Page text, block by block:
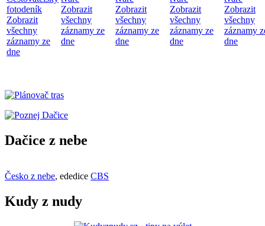
fotodeník
Zobrazit
všechny
záznamy ze
dne
Zobrazit
všechny
záznamy ze
dne
Zobrazit
všechny
záznamy ze
dne
Zobrazit
všechny
záznamy ze
dne
Zobrazit
všechny
záznamy
dne
Dačice z nebe
Česko z nebe, ededice CBS
Kudy z nudy